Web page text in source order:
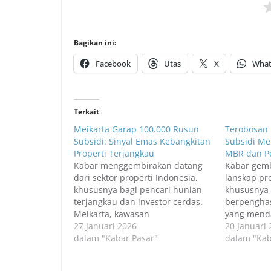
Bagikan ini:
Facebook Utas X
Terkait
Meikarta Garap 100.000 Rusun
Subsidi: Sinyal Emas Kebangkitan
Properti Terjangkau
Kabar menggembirakan datang
dari sektor properti Indonesia,
khususnya bagi pencari hunian
terjangkau dan investor cerdas.
Meikarta, kawasan
pengembangan ambisius di
Cikarang, siap menyambut
27 Januari 2026
dalam "Kabar Pasar"
Terobosan
Subsidi
MBR dan
Kabar
lanskap
yang
layak.
dan
20 Januari
dalam